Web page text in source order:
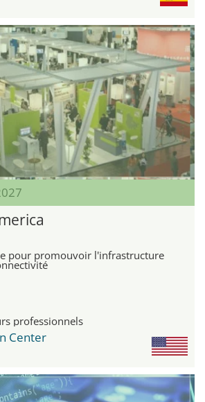
pour promouvoir l'infrastructure
professionnels
Center